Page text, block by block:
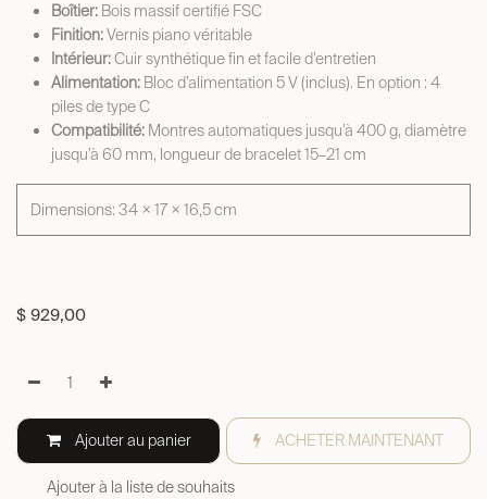
Boîtier: Bois massif certifié FSC
Finition:Vernis piano véritable
Intérieur:Cuir synthétique fin et facile d’entretien
Alimentation: Bloc d’alimentation 5 V (inclus). En option : 4
piles de type C
Compatibilité: Montres automatiques jusqu’à 400 g, diamètre
jusqu’à 60 mm, longueur de bracelet 15–21 cm
Dimensions: 34 × 17 × 16,5 cm
$ 929,00
Ajouter au panier ACHETER MAINTENANT
Ajouter à la liste de souhaits